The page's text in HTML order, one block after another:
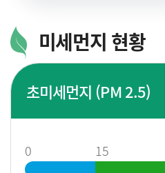
미세먼지 현황
초미세먼지 (PM 2.5)
0 15